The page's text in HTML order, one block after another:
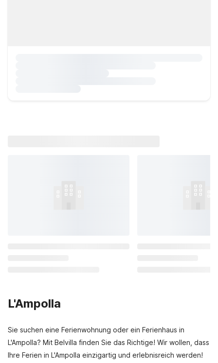
L'Ampolla
Sie suchen eine Ferienwohnung oder ein Ferienhaus in
L'Ampolla? Mit Belvilla finden Sie das Richtige! Wir wollen, dass
Ihre Ferien in L'Ampolla einzigartig und erlebnisreich werden!